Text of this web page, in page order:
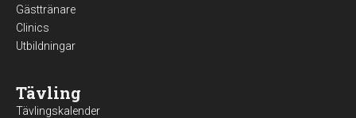
Gästtränare
Clinics
Utbildningar
Tävling
Tävlingskalender